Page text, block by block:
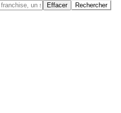
Effacer Rechercher